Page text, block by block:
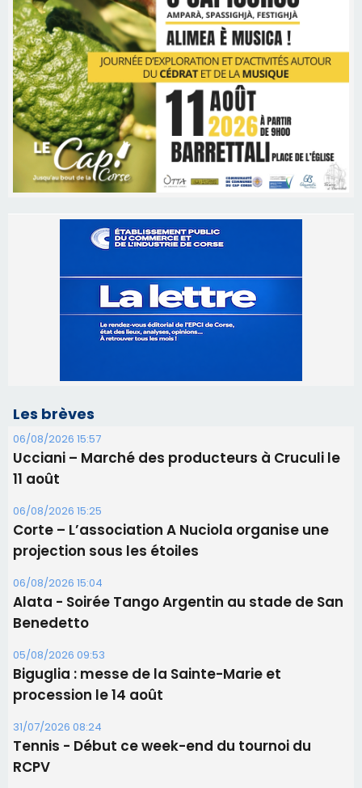
06/08/2026 15:57
Ucciani – Marché des producteurs à Cruculi le
Corte – L’association A Nuciola organise une
projection sous les étoiles
06/08/2026 15:04
Alata - Soirée Tango Argentin au stade de San
Benedetto
05/08/2026 09:53
Biguglia : messe de la Sainte-Marie et
procession le 14 août
31/07/2026 08:24
Tennis - Début ce week-end du tournoi du
RCPV
31/07/2026 08:22
82ème anniversaire de la disparition du
Commandant Antoine de Saint Exupery
Les plus lus